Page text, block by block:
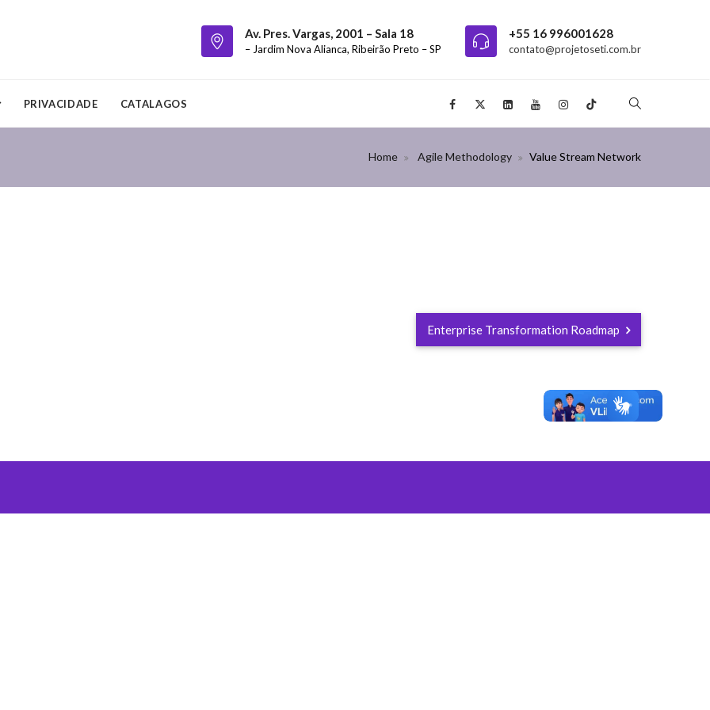
Av. Pres. Vargas, 2001 – Sala 18
– Jardim Nova Alianca, Ribeirão Preto – SP
+55 16 996001628
contato@projetoseti.com.br
PRIVACIDADE CATALAGOS
Home Agile Methodology Value Stream Network
Enterprise Transformation Roadmap